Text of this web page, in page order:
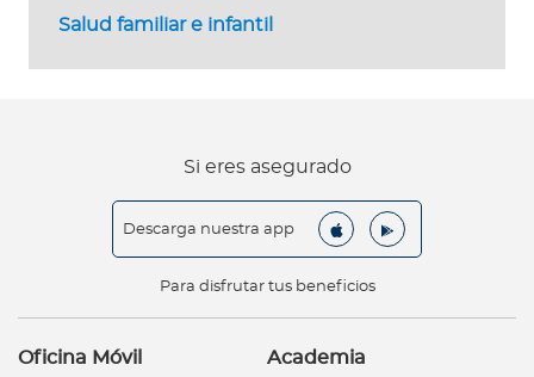
Salud familiar e infantil
Si eres asegurado
Descarga nuestra app
Para disfrutar tus beneficios
Oficina Móvil Academia